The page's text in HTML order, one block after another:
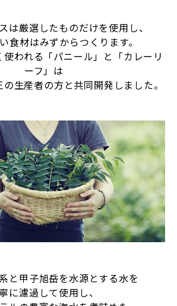
は厳選したものだけを使用し、
食材はみずからつくります。
われる「パニール」と「カレーリ
ーフ」は
生産者の方と共同開発しました。
と甲子旭岳を水源とする水を
に濾過して使用し、